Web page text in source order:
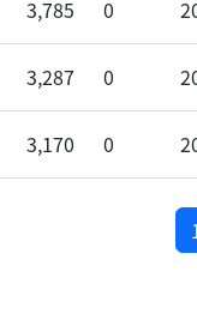
3,785 0
3,287 0
3,170 0